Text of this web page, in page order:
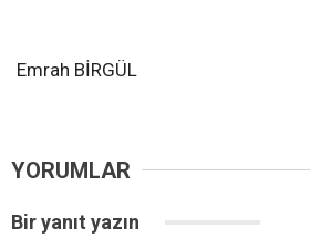
Emrah BİRGÜL
YORUMLAR
Bir yanıt yazın